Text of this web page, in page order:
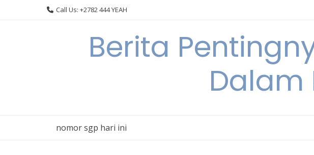
Call Us: +2782 444 YEAH
Berita
Dalam
nomor sgp hari ini